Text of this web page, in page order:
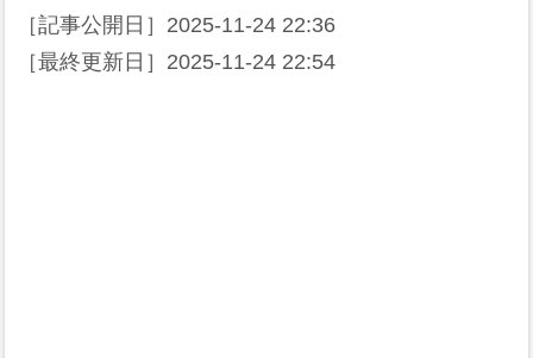
［記事公開日］ 2025-11-24 22:36
［最終更新日］ 2025-11-24 22:54